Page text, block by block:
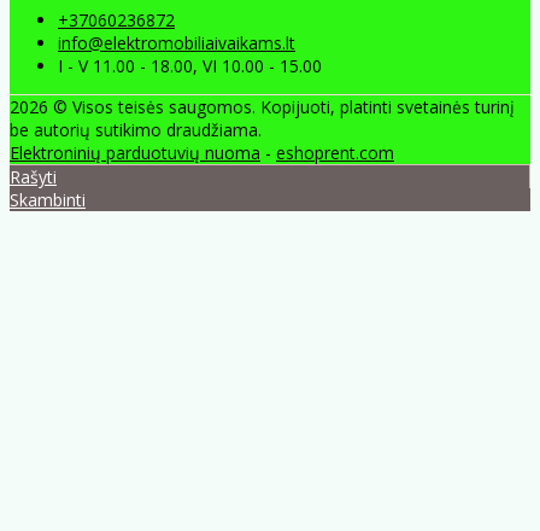
+37060236872
info@elektromobiliaivaikams.lt
I - V 11.00 - 18.00, VI 10.00 - 15.00
2026 © Visos teisės saugomos. Kopijuoti, platinti svetainės turinį
be autorių sutikimo draudžiama.
Elektroninių parduotuvių nuoma - eshoprent.com
Rašyti
Skambinti